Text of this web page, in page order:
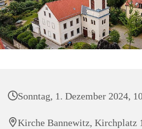
Sonntag, 1. Dezember 2024,
Kirche Bannewitz, Kirchplatz